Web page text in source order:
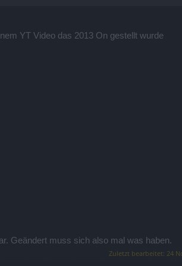
YT Video das 2013 On gestellt wurde
Geändert muss sich also mal was haben.
Zuletzt bearbeitet: 24